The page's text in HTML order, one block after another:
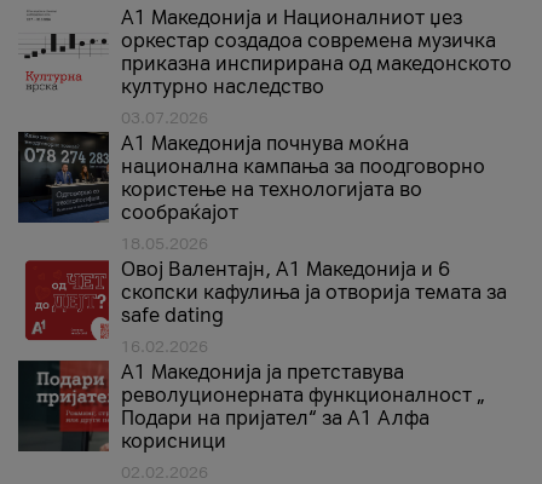
А1 Македонија и Националниот џез
оркестар создадоа современа музичка
приказна инспирирана од македонското
културно наследство
03.07.2026
A1 Македонија почнува моќна
национална кампања за поодговорно
користење на технологијата во
сообраќајот
18.05.2026
Овој Валентајн, A1 Македонија и 6
скопски кафулиња ја отворија темата за
safe dating
16.02.2026
А1 Македонија ја претставува
револуционерната функционалност „
Подари на пријател“ за А1 Алфа
корисници
02.02.2026